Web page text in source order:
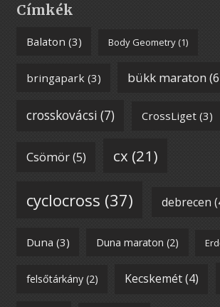
Címkék
Balaton (3) Body Geometry(1)
bringapark (3) bükk maraton
crosskovácsi (7) CrossLiget(3)
Csömör(5) cx (21)
cyclocross (37) debrecen
Duna (3) Duna maraton (2)
felsőtárkány(2) Kecskemét(4)